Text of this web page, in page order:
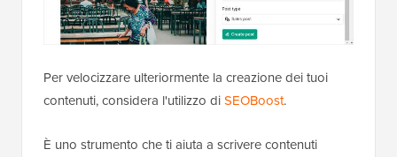
Per velocizzare ulteriormente la creazione dei tuoi
contenuti, considera l'utilizzo diSEOBoost.
È uno strumento che ti aiuta a scrivere contenuti